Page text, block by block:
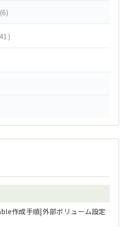
(6)
作成手順|外部ボリューム設定